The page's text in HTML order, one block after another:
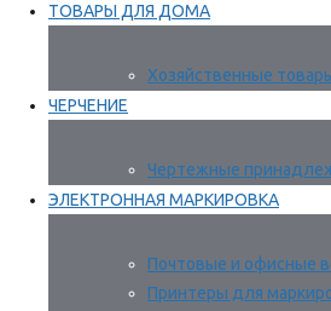
ТОВАРЫ ДЛЯ ДОМА
Хозяйственные
ЧЕРЧЕНИЕ
Чертежные
ЭЛЕКТРОННАЯ МАРКИРОВКА
Почтовые и офисные
Принтеры для